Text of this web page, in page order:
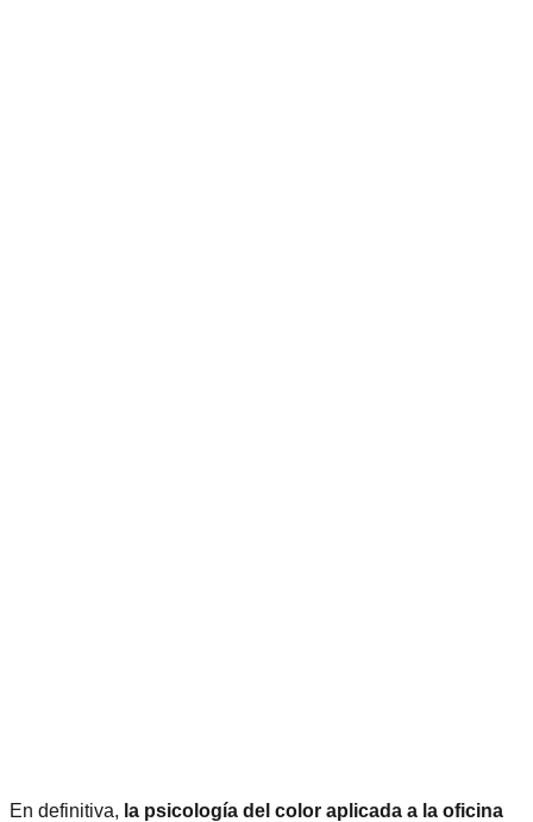
En definitiva, la psicología del color aplicada a la oficina